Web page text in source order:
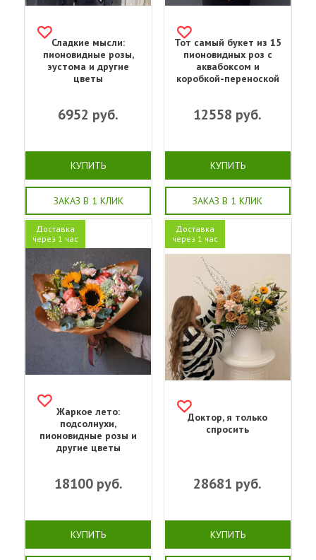
Сладкие мысли:
пионовидные розы,
эустома и другие
цветы
6952 руб.
КУПИТЬ
ЗАКАЗ В 1 КЛИК
Тот самый букет из 15
пионовидных роз с
аквабоксом и
коробкой-переноской
12558 руб.
КУПИТЬ
ЗАКАЗ В 1 КЛИК
Доставка
через 1 час
Жаркое лето:
подсолнухи,
пионовидные розы и
другие цветы
18100руб.
КУПИТЬ
Доставка
через 1 час
Доктор, я только
спросить
28681 руб.
КУПИТЬ